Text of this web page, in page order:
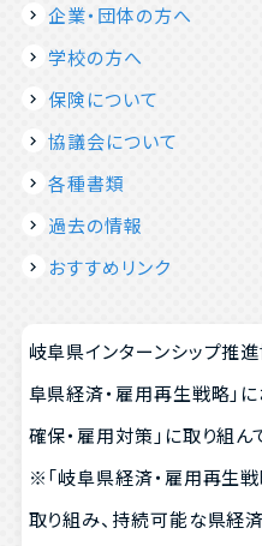
企業・団体の方へ
学校の方へ
保険について
協議会について
各種書類
過去の情報
おすすめリンク
岐阜県インターンシップ推
阜県経済・雇用再生戦略」
確保・雇用対策」に取り組ん
※「岐阜県経済・雇用再生戦
取り組み、持続可能な県経